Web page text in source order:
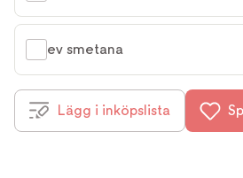
ev smetana
Lägg i inköpslista